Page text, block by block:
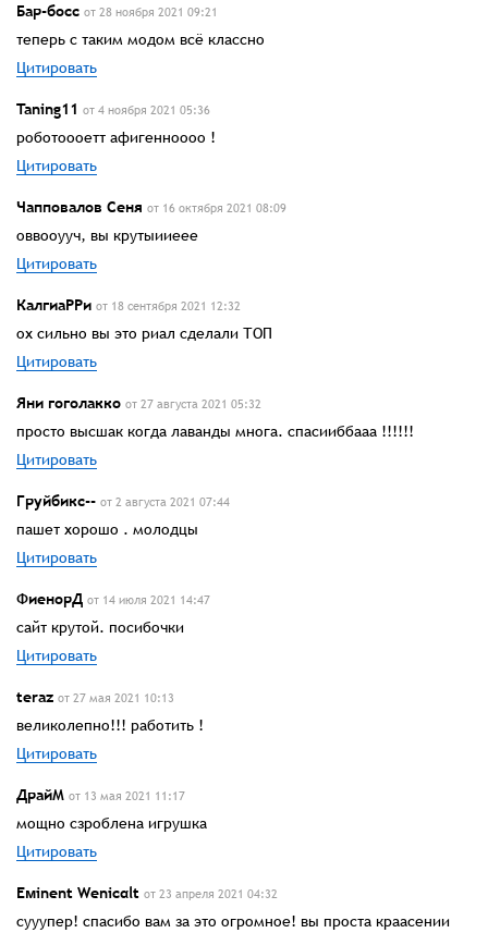
Бар-босс от 28 ноября 2021 09:21
теперь с таким модом всё классно
Цитировать
Taning11 от 4 ноября 2021 05:36
роботоооетт афигенноооо !
Цитировать
Чапповалов Сеня от 16 октября 2021 08:09
оввооууч, вы крутыииеее
Цитировать
КалгиаРРи от 18 сентября 2021 12:32
ох сильно вы это риал сделали ТОП
Цитировать
Яни гоголакко от 27 августа 2021 05:32
просто высшак когда лаванды многа. спасииббааа !!!!!!
Цитировать
Груйбикс-- от 2 августа 2021 07:44
пашет хорошо . молодцы
Цитировать
ФиенорД от 14 июля 2021 14:47
сайт крутой. посибочки
Цитировать
teraz от 27 мая 2021 10:13
великолепно!!! работить !
Цитировать
ДрайМ от 13 мая 2021 11:17
мощно сзроблена игрушка
Цитировать
Eᴍinent Wenicαlt от 23 апреля 2021 04:32
сууупер! спасибо вам за это огромное! вы проста краасении